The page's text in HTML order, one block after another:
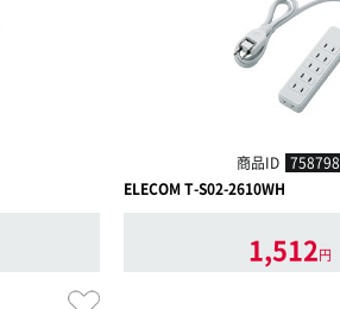
商品ID 758798
ELECOM T-S02-2610WH
1,512円